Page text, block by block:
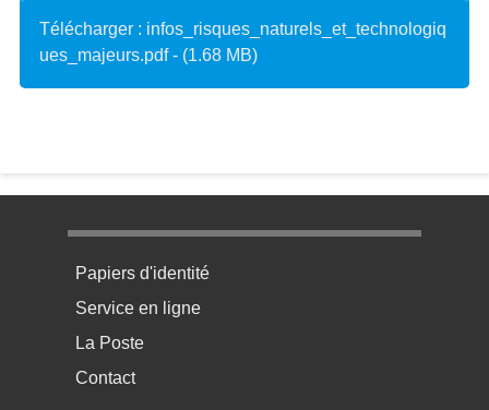
Télécharger : infos_risques_naturels_et_technologiq
ues_majeurs.pdf - (1.68 MB)
Menu pratique bas de page 1
Papiers d'identité
Service en ligne
La Poste
Contact